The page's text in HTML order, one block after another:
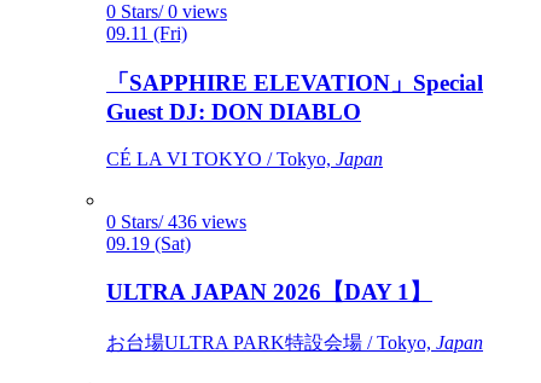
0 Stars/ 0 views
09.11 (Fri)
「SAPPHIRE ELEVATION」Special
Guest DJ: DON DIABLO
CÉ LA VI TOKYO / Tokyo, Japan
0 Stars/ 436 views
09.19 (Sat)
ULTRA JAPAN 2026【DAY 1】
お台場ULTRA PARK特設会場 / Tokyo, Japan